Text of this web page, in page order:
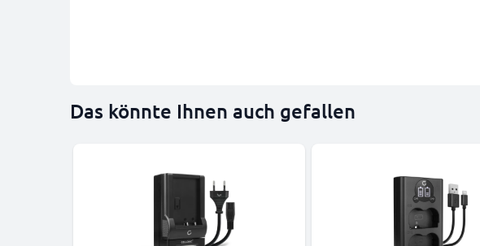
Das könnte Ihnen auch gefallen